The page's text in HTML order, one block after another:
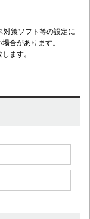
対策ソフト等の設定に
合があります。
ます。